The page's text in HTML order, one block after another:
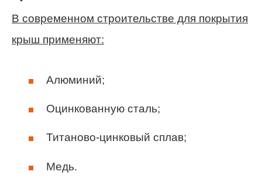
В современном строительстве для покрытия
крыш применяют:
Алюминий;
Оцинкованную сталь;
Титаново-цинковый сплав;
Медь.